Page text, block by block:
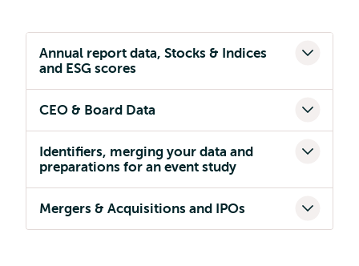
Annual report data, Stocks & Indices
and ESG scores
CEO & Board Data
Identifiers, merging your data and
preparations for an event study
Mergers & Acquisitions and IPOs